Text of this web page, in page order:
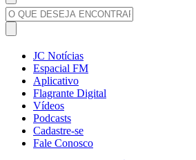
JC Notícias
Espacial FM
Aplicativo
Flagrante Digital
Vídeos
Podcasts
Cadastre-se
Fale Conosco